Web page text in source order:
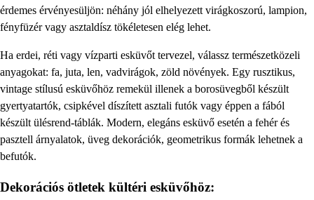
érdemes érvényesüljön: néhány jól elhelyezett virágkoszorú, lampion,
fényfüzér vagy asztaldísz tökéletesen elég lehet.
Ha erdei, réti vagy vízparti esküvőt tervezel, válassz természetközeli
anyagokat: fa, juta, len, vadvirágok, zöld növények. Egy rusztikus,
vintage stílusú esküvőhöz remekül illenek a borosüvegből készült
gyertyatartók, csipkével díszített asztali futók vagy éppen a fából
készült ülésrend-táblák. Modern, elegáns esküvő esetén a fehér és
pasztell árnyalatok, üveg dekorációk, geometrikus formák lehetnek a
befutók.
Dekorációs ötletek kültéri esküvőhöz: